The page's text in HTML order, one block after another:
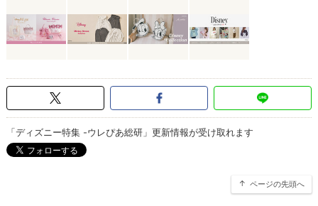
「ディズニー特集 -ウレぴあ総研」更新情報が受け取れます
ページの先頭へ